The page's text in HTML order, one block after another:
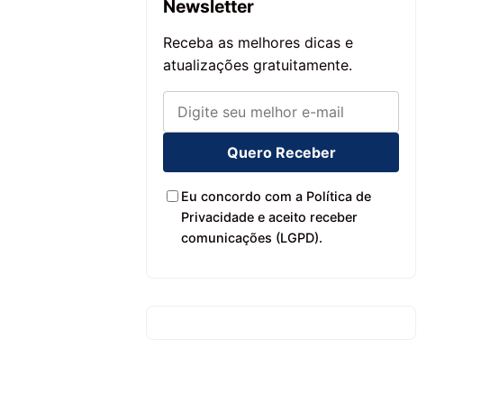
Newsletter
Receba as melhores dicas e
atualizações gratuitamente.
Quero Receber
Eu concordo com a Política de
Privacidade e aceito receber
comunicações (LGPD).